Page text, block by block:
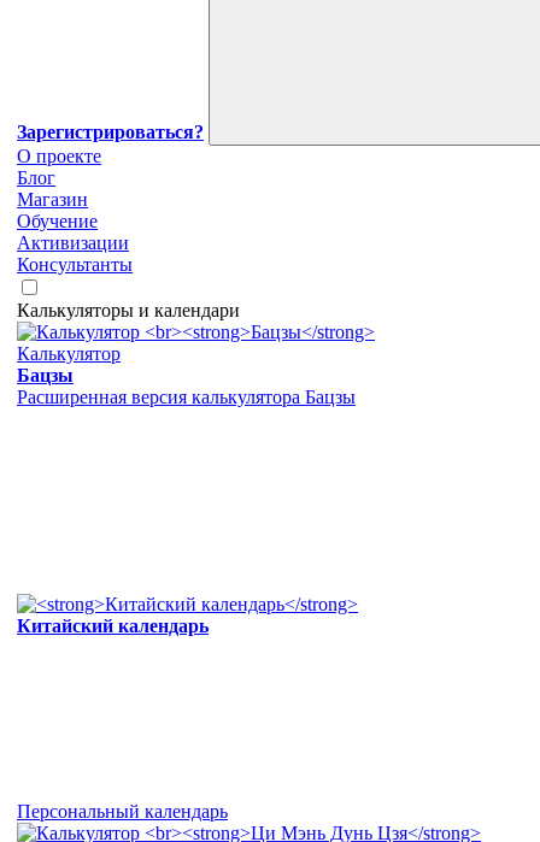
Зарегистрироваться?
О проекте
Блог
Магазин
Обучение
Активизации
Консультанты
Калькуляторы и календари
Калькулятор
Бацзы
Расширенная версия калькулятора Бацзы
Китайский календарь
Персональный календарь